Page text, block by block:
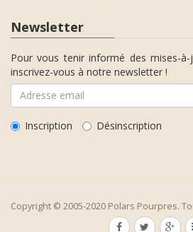
Newsletter
Pour vous tenir informé des mises-
inscrivez-vous à notre newsletter !
Inscription Désinscription
Copyright © 2005-2020 Polars Pourpres.